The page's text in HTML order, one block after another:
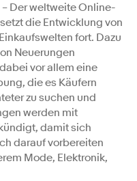
– Der weltweite Online-
die Entwicklung von
fort. Dazu
Neuerungen
vor allem eine
die es Käufern
zu suchen und
werden mit
damit sich
darauf vorbereiten
Mode, Elektronik,